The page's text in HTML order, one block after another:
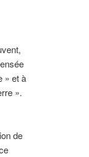
» et à
».
de